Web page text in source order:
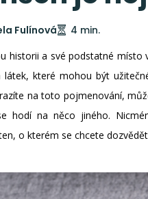
Fulínová 4 min.
historii a své podstatné místo
látek, které mohou být
na toto pojmenování,
hodí na něco jiného.
o kterém se chcete